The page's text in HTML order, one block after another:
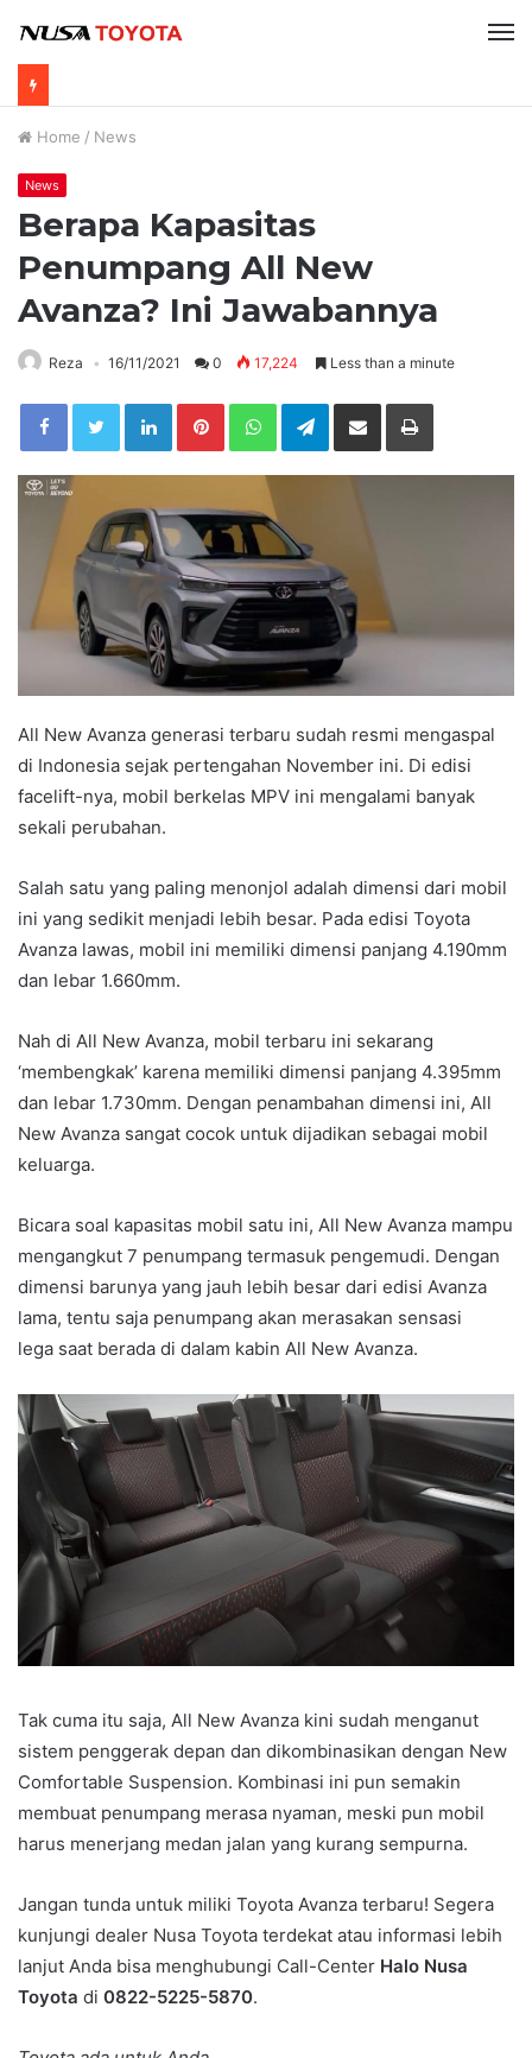
Home / News
News
Berapa Kapasitas
Penumpang All New
Avanza? Ini Jawabannya
Reza 16/11/2021 0 17,224 Less than a minute
LinkedInPinterestWhatsAppTelegramShare via Email Print
All New Avanza generasi terbaru sudah resmi mengaspal
di Indonesia sejak pertengahan November ini. Di edisi
facelift-nya, mobil berkelas MPV ini mengalami banyak
sekali perubahan.
Salah satu yang paling menonjol adalah dimensi dari mobil
ini yang sedikit menjadi lebih besar. Pada edisi Toyota
Avanza lawas, mobil ini memiliki dimensi panjang 4.190mm
dan lebar 1.660mm.
Nah di All New Avanza, mobil terbaru ini sekarang
‘membengkak’ karena memiliki dimensi panjang 4.395mm
dan lebar 1.730mm. Dengan penambahan dimensi ini, All
New Avanza sangat cocok untuk dijadikan sebagai mobil
keluarga.
Bicara soal kapasitas mobil satu ini, All New Avanza mampu
mengangkut 7 penumpang termasuk pengemudi. Dengan
dimensi barunya yang jauh lebih besar dari edisi Avanza
lama, tentu saja penumpang akan merasakan sensasi
lega saat berada di dalam kabin All New Avanza.
Tak cuma itu saja, All New Avanza kini sudah menganut
sistem penggerak depan dan dikombinasikan dengan New
Comfortable Suspension. Kombinasi ini pun semakin
membuat penumpang merasa nyaman, meski pun mobil
harus menerjang medan jalan yang kurang sempurna.
Jangan tunda untuk miliki Toyota Avanza terbaru! Segera
kunjungi dealer Nusa Toyota terdekat atau informasi lebih
lanjut Anda bisa menghubungi Call-Center Halo Nusa
Toyota di 0822-5225-5870.